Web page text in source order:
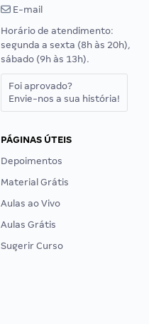
E-mail
Horário de atendimento:
segunda a sexta (8h às 20h),
sábado (9h às 13h).
Foi aprovado?
Envie-nos a sua história!
PÁGINAS ÚTEIS
Depoimentos
Material Grátis
Aulas ao Vivo
Aulas Grátis
Sugerir Curso